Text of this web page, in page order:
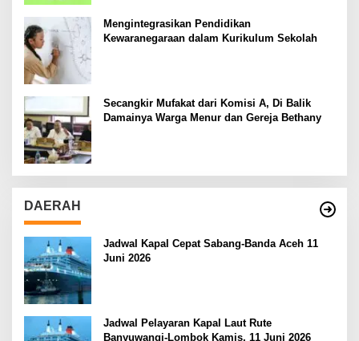
Mengintegrasikan Pendidikan
Kewaranegaraan dalam Kurikulum Sekolah
Secangkir Mufakat dari Komisi A, Di Balik
Damainya Warga Menur dan Gereja Bethany
DAERAH
Jadwal Kapal Cepat Sabang-Banda Aceh 11
Juni 2026
Jadwal Pelayaran Kapal Laut Rute
Banyuwangi-Lombok Kamis, 11 Juni 2026